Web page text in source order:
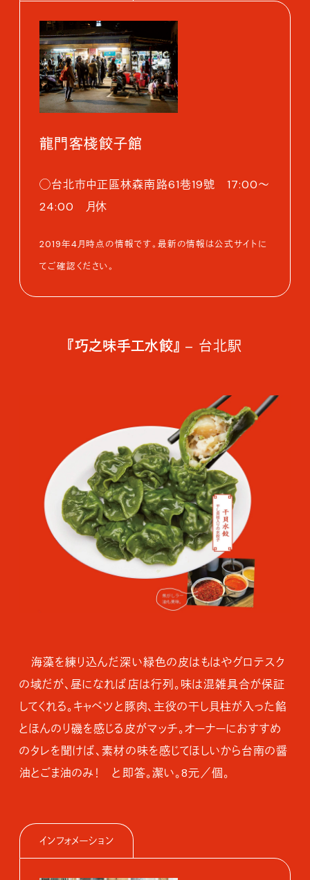
龍門客棧餃子館
◯台北市中正區林森南路61巷19號 17:00～
24:00 月休
2019年4月時点の情報です。最新の情報は公式サイトに
てご確認ください。
『巧之味手工水餃』 – 台北駅
海藻を練り込んだ深い緑色の皮はもはやグロテスク
の域だが、昼になれば店は行列。味は混雑具合が保証
してくれる。キャベツと豚肉、主役の干し貝柱が入った餡
とほんのり磯を感じる皮がマッチ。オーナーにおすすめ
のタレを聞けば、素材の味を感じてほしいから台南の醤
油とごま油のみ！ と即答。潔い。8元／個。
インフォメーション